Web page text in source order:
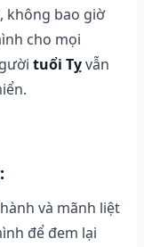
không bao giờ
cho mọi
tuổi Tỵvẫn
và mãnh liệt
để đem lại